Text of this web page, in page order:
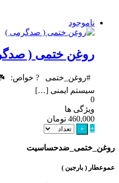
ناموجود
روغن ختمی (
#روغن_ختمی ? خواص: ☘️
سیستم ایمنی […]
0
ویژگی ها
460,000 تومان
+
+
روغن_ختمی_ضدحساسیت
عموعطار ( بارجین )